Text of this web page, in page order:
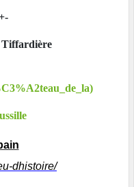
e
dhistoire/